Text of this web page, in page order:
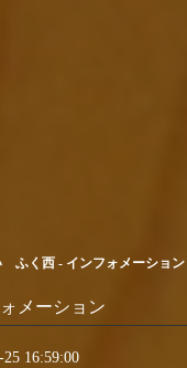
く西 - インフォメーション
メーション
25 16:59:00